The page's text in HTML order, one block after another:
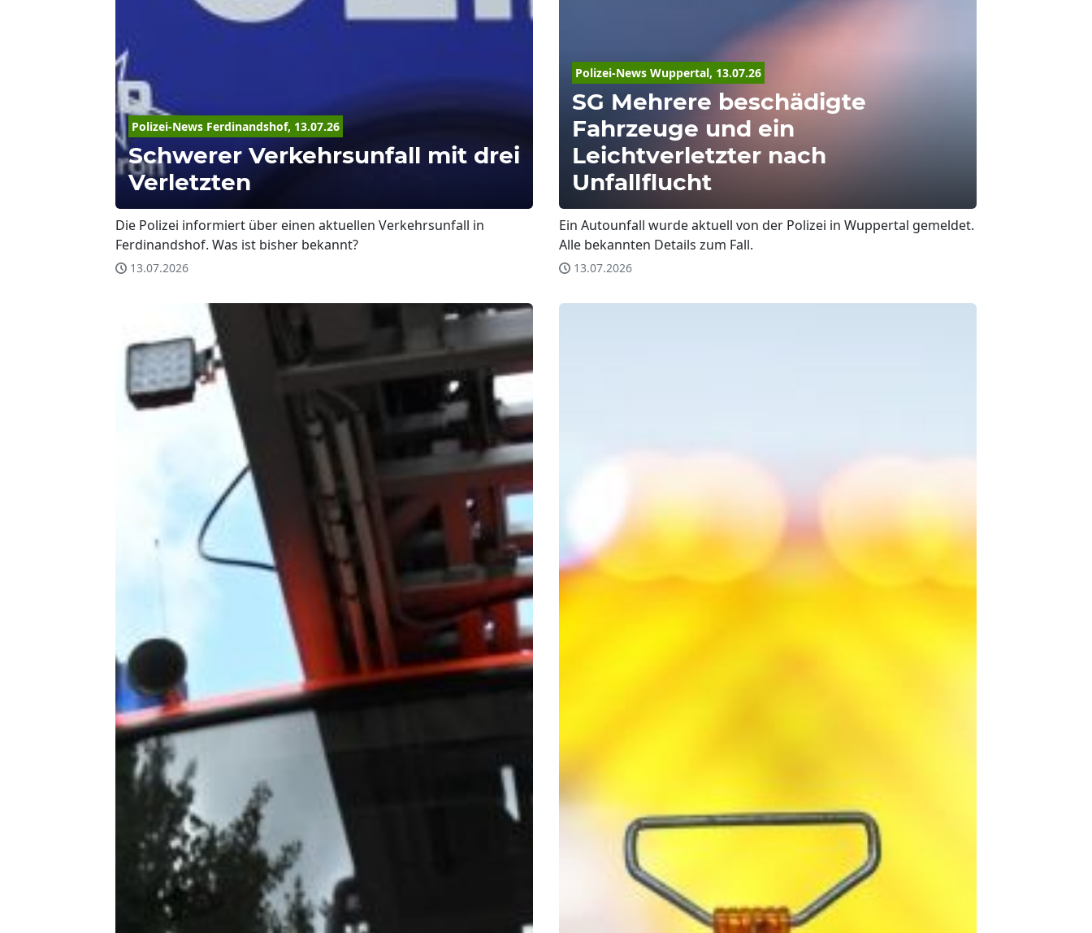
Polizei-News Ferdinandshof, 13.07.26
Schwerer Verkehrsunfall mit drei
Verletzten
Die Polizei informiert über einen aktuellen Verkehrsunfall in
Ferdinandshof. Was ist bisher bekannt?
13.07.2026
Polizei-News Wuppertal, 13.07.26
SG Mehrere beschädigte
Fahrzeuge und ein
Leichtverletzter nach
Unfallflucht
Ein Autounfall wurde aktuell von der Polizei in Wuppertal gemeldet.
Alle bekannten Details zum Fall.
13.07.2026